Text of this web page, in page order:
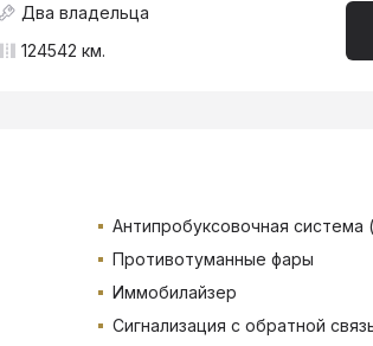
Два владельца
124542 км.
Антипробуксовочная система
Противотуманные фары
Иммобилайзер
Сигнализация с обратной